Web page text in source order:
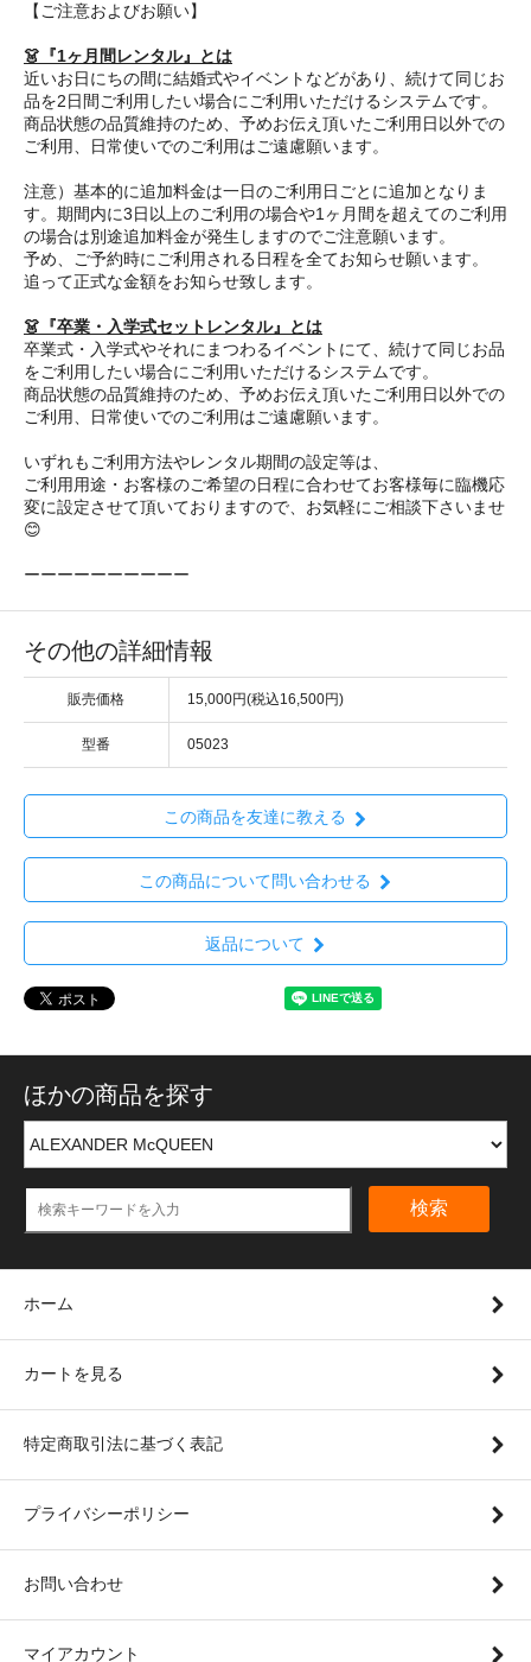
【ご注意およびお願い】
👗『1ヶ月間レンタル』とは
近いお日にちの間に結婚式やイベントなどがあり、続けて同じお
品を2日間ご利用したい場合にご利用いただけるシステムです。
商品状態の品質維持のため、予めお伝え頂いたご利用日以外での
ご利用、日常使いでのご利用はご遠慮願います。
注意）基本的に追加料金は一日のご利用日ごとに追加となりま
す。期間内に3日以上のご利用の場合や1ヶ月間を超えてのご利用
の場合は別途追加料金が発生しますのでご注意願います。
予め、ご予約時にご利用される日程を全てお知らせ願います。
追って正式な金額をお知らせ致します。
👗『卒業・入学式セットレンタル』とは
卒業式・入学式やそれにまつわるイベントにて、続けて同じお品
をご利用したい場合にご利用いただけるシステムです。
商品状態の品質維持のため、予めお伝え頂いたご利用日以外での
ご利用、日常使いでのご利用はご遠慮願います。
いずれもご利用方法やレンタル期間の設定等は、
ご利用用途・お客様のご希望の日程に合わせてお客様毎に臨機応
変に設定させて頂いておりますので、お気軽にご相談下さいませ
😊
ーーーーーーーーーー
その他の詳細情報
販売価格 15,000円(税込16,500円)
型番 05023
この商品を友達に教える
この商品について問い合わせる
返品について
ほかの商品を探す
検索
ホーム
カートを見る
特定商取引法に基づく表記
プライバシーポリシー
お問い合わせ
マイアカウント